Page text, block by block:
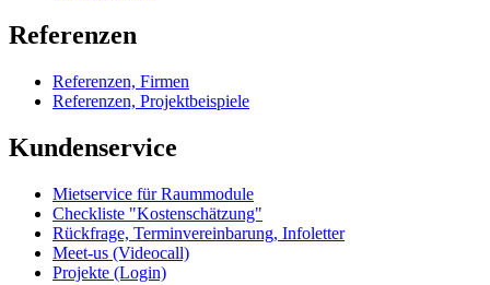
Referenzen
Referenzen, Firmen
Referenzen, Projektbeispiele
Kundenservice
Mietservice für Raummodule
Checkliste "Kostenschätzung"
Rückfrage, Terminvereinbarung, Infoletter
Meet-us (Videocall)
Projekte (Login)